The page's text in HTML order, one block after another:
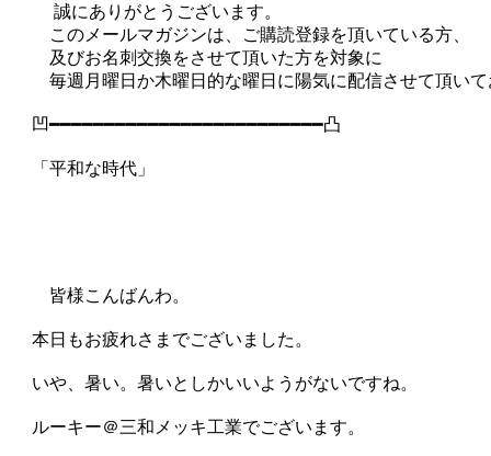
  　誠にありがとうございます。
このメールマガジンは、ご購読登録を頂いている方、
及びお名刺交換をさせて頂いた方を対象に
毎週月曜日か木曜日的な曜日に陽気に配信させて頂いて
凹━━━━━━━━━━━━━━━━━━━━━━━━━凸
「平和な時代」
皆様こんばんわ。
本日もお疲れさまでございました。
いや、暑い。暑いとしかいいようがないですね。
ルーキー＠三和メッキ工業でございます。